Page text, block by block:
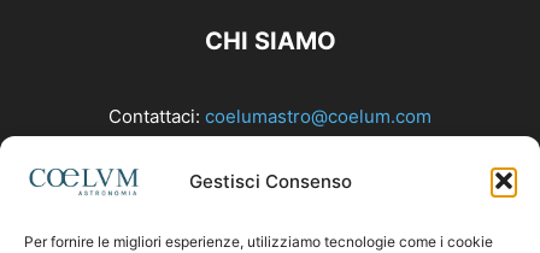
Gestisci Consenso
Per fornire le migliori esperienze, utilizziamo tecnologie come i cookie
CHI SIAMO
Contattaci: coelumastro@coelum.com
SEGUICI